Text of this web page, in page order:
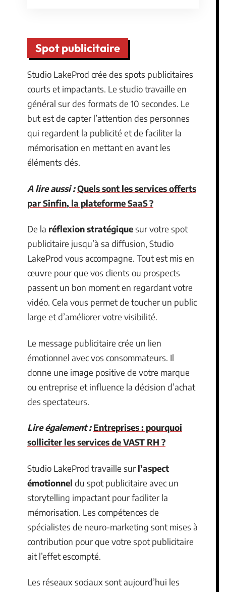
Spot publicitaire
Studio LakeProd crée des spots publicitaires
courts et impactants. Le studio travaille en
général sur des formats de 10 secondes. Le
but est de capter l’attention des personnes
qui regardent la publicité et de faciliter la
mémorisation en mettant en avant les
éléments clés.
A lire aussi :Quels sont les services offerts
par Sinfin, la plateforme SaaS ?
De la réflexion stratégiquesur votre spot
publicitaire jusqu’à sa diffusion, Studio
LakeProd vous accompagne. Tout est mis en
œuvre pour que vos clients ou prospects
passent un bon moment en regardant votre
vidéo. Cela vous permet de toucher un public
large et d’améliorer votre visibilité.
Le message publicitaire crée un lien
émotionnel avec vos consommateurs. Il
donne une image positive de votre marque
ou entreprise et influence la décision d’achat
des spectateurs.
Lire également : Entreprises : pourquoi
solliciter les services de VAST RH ?
Studio LakeProd travaille sur l’aspect
émotionnel du spot publicitaire avec un
storytelling impactant pour faciliter la
mémorisation. Les compétences de
spécialistes de neuro-marketing sont mises à
contribution pour que votre spot publicitaire
ait l’effet escompté.
Les réseaux sociaux sont aujourd’hui les